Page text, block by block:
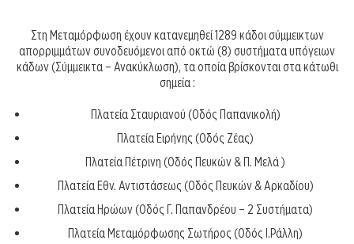
Στη Μεταμόρφωση έχουν κατανεμηθεί 1289 κάδοι σύμμεικτων
απορριμμάτων συνοδευόμενοι από οκτώ (8) συστήματα υπόγειων
κάδων (Σύμμεικτα – Ανακύκλωση), τα οποία βρίσκονται στα κάτωθι
σημεία :
Πλατεία Σταυριανού (Οδός Παπανικολή)
Πλατεία Ειρήνης (Οδός Ζέας)
Πλατεία Πέτρινη (Οδός Πευκών & Π. Μελά )
Πλατεία Εθν. Αντιστάσεως (Οδός Πευκών & Αρκαδίου)
Πλατεία Ηρώων (Οδός Γ. Παπανδρέου – 2 Συστήματα)
Πλατεία Μεταμόρφωσης Σωτήρος (Οδός Ι.Ράλλη)